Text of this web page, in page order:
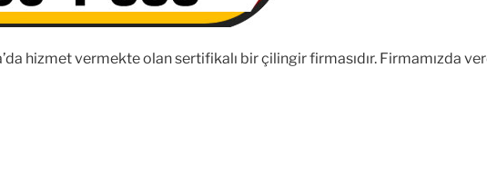
hizmet vermekte olan sertifikalı bir çilingir firmasıdır. Firmamızda